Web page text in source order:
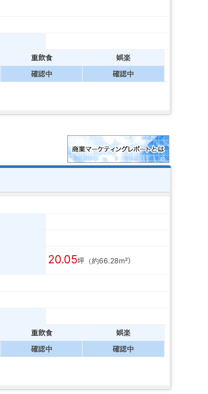
重飲食
娯楽
確認中 確認中
20.05坪（約66.28m²）
重飲食
娯楽
確認中 確認中